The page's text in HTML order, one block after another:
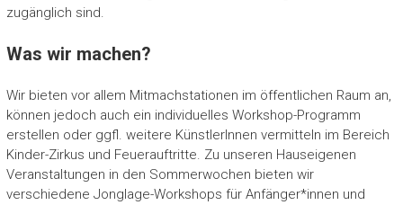
zugänglich sind.
Was wir machen?
Wir bieten vor allem Mitmachstationen im öffentlichen Raum an,
können jedoch auch ein individuelles Workshop-Programm
erstellen oder ggfl. weitere KünstlerInnen vermitteln im Bereich
Kinder-Zirkus und Feuerauftritte. Zu unseren Hauseigenen
Veranstaltungen in den Sommerwochen bieten wir
verschiedene Jonglage-Workshops für Anfänger*innen und